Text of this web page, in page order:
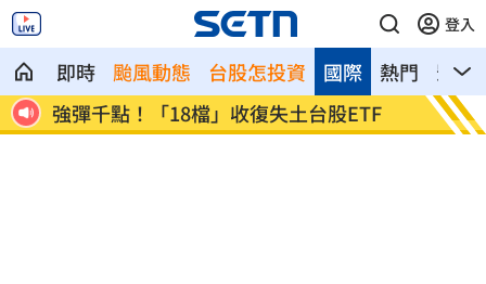
登入
即時 颱風動態 台股怎投資 熱門 影音
國際
毒
強彈千點！「18檔」收復失土台股ETF 7月